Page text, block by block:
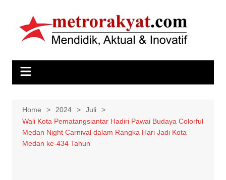
content
Home 2024
Juli
Wali Kota Pematangsiantar Hadiri Pawai Budaya Colorful
Medan Night Carnival dalam Rangka Hari Jadi Kota
Medan ke-434 Tahun